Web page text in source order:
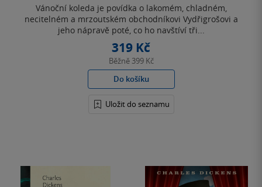
Vánoční koleda je povídka o lakomém, chladném,
necitelném a mrzoutském obchodníkovi Vydřigrošovi a
jeho nápravě poté, co ho navštíví tři...
319 Kč
Běžně 399 Kč
Do košíku
Uložit do seznamu